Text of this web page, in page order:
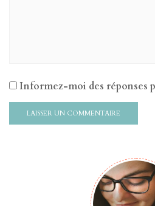
Informez-moi des réponses